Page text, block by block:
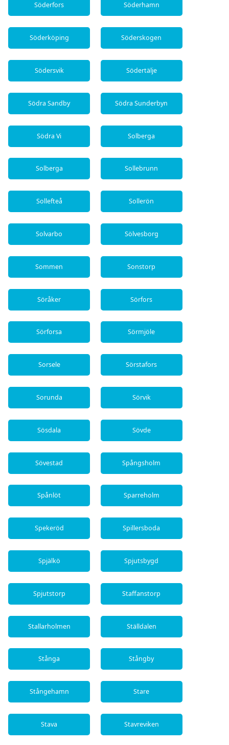
Söderfors Söderhamn
Söderköping Söderskogen
Södersvik Södertälje
Södra Sandby Södra Sunderbyn
Södra Vi Solberga
Solberga Sollebrunn
Sollefteå Sollerön
Solvarbo Sölvesborg
Sommen Sonstorp
Söråker Sörfors
Sörforsa Sörmjöle
Sorsele Sörstafors
Sorunda Sörvik
Sösdala Sövde
Sövestad Spångsholm
Spånlöt Sparreholm
Spekeröd Spillersboda
Spjälkö Spjutsbygd
Spjutstorp Staffanstorp
Stallarholmen Ställdalen
Stånga Stångby
Stångehamn Stare
Stava Stavreviken